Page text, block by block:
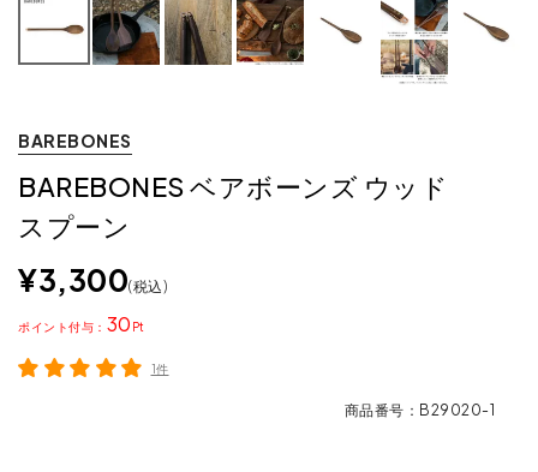
BAREBONES
BAREBONES ベアボーンズ ウッド
スプーン
¥3,300 税込
30
ポイント
1件
商品番号 B29020-1